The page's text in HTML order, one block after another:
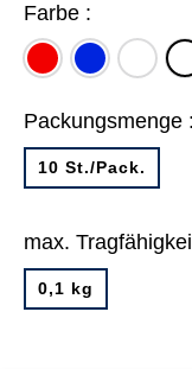
Farbe :
rot blau weiß
Packungsmenge :
10 St./Pack.
max.
0,1 kg